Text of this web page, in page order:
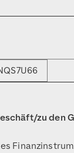
zu den